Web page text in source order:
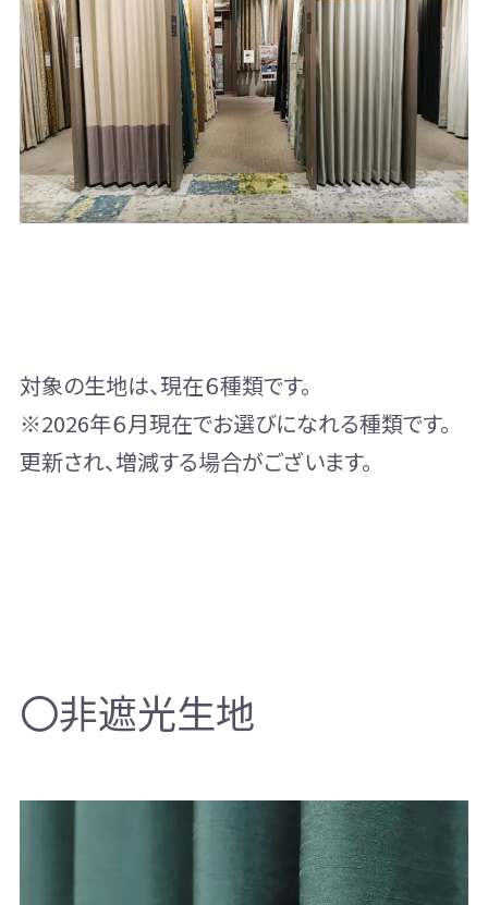
対象の生地は、現在６種類です。
※2026年６月現在でお選びになれる種類です。
更新され、増減する場合がございます。
〇非遮光生地